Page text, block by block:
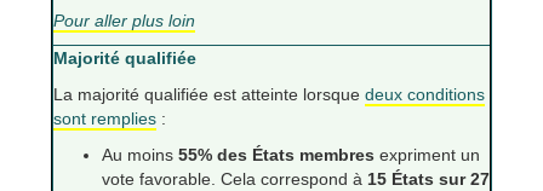
Pour aller plus loin
Majorité qualifiée
La majorité qualifiée est atteinte lorsque deux conditions
sont remplies :
Au moins 55% des États membres expriment un
vote favorable. Cela correspond à 15 États sur 27